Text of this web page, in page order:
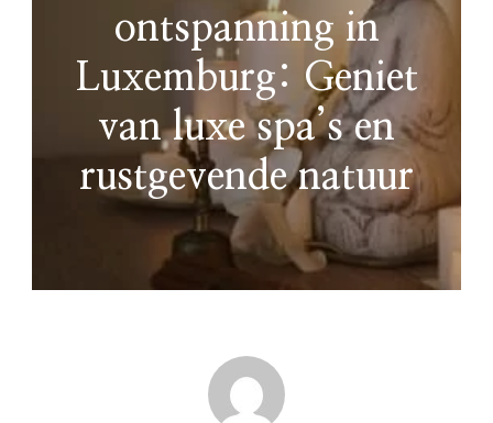
ontspanning in
Luxemburg: Geniet
van luxe spa’s en
rustgevende natuur